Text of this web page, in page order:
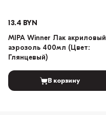
13.4 BYN
MIPA Winner Лак акриловый
аэрозоль 400мл (Цвет:
Глянцевый)
В корзину